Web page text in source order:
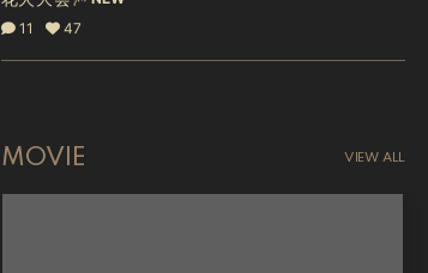
11 47
MOVIE VIEW ALL